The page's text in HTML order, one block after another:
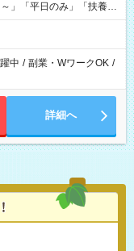
」「平日のみ」「扶養内
談が可能。 無理な連勤
にしながら、長く安心
なく続けていただけま
中 / 副業・WワークOK /
詳細へ